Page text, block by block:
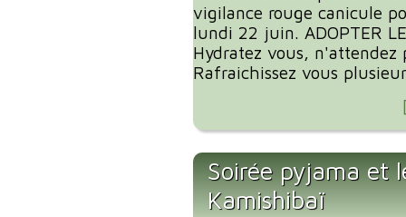
vigilance rouge canicule
lundi 22 juin. ADOPTER
Hydratez vous,
Rafraichissez vous
Soirée pyjama et
Kamishibaï